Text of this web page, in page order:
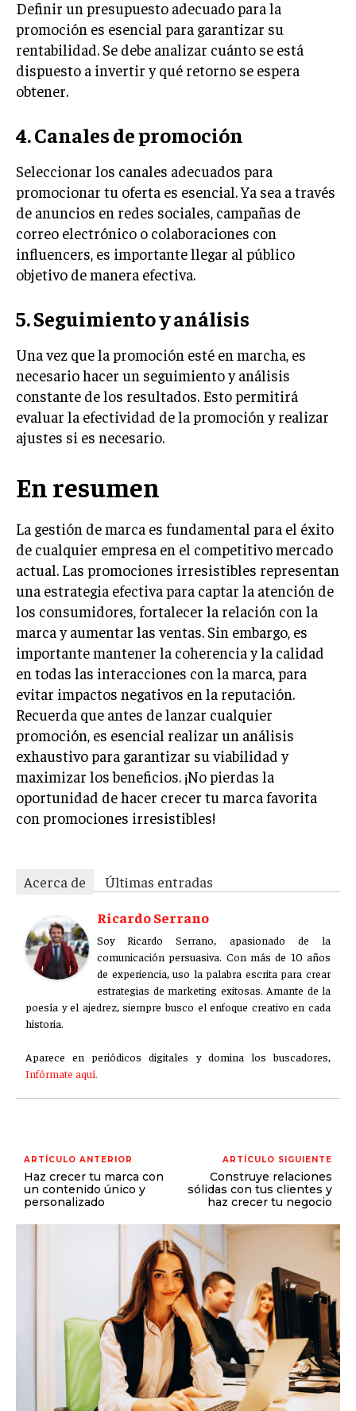
ÉTICA EMPRESARIAL Y RESPONSABILIDAD
SOCIAL
BLOG
Acerca de Últimas entradas
Ricardo Serrano
Soy Ricardo Serrano, apasionado de la
comunicación persuasiva. Con más de 10 años de
experiencia, uso la palabra escrita para crear
estrategias de marketing exitosas. Amante de la
poesía y el ajedrez, siempre busco el enfoque creativo en cada
historia.
Aparece en periódicos digitales y domina los buscadores,
Infórmate aquí.
Definir un presupuesto adecuado para la
promoción es esencial para garantizar su
rentabilidad. Se debe analizar cuánto se está
dispuesto a invertir y qué retorno se espera
obtener.
4. Canales de promoción
Seleccionar los canales adecuados para
promocionar tu oferta es esencial. Ya sea a través
de anuncios en redes sociales, campañas de
correo electrónico o colaboraciones con
influencers, es importante llegar al público
objetivo de manera efectiva.
5. Seguimiento y análisis
Una vez que la promoción esté en marcha, es
necesario hacer un seguimiento y análisis
constante de los resultados. Esto permitirá
evaluar la efectividad de la promoción y realizar
ajustes si es necesario.
En resumen
La gestión de marca es fundamental para el éxito
de cualquier empresa en el competitivo mercado
actual. Las promociones irresistibles representan
una estrategia efectiva para captar la atención de
los consumidores, fortalecer la relación con la
marca y aumentar las ventas. Sin embargo, es
importante mantener la coherencia y la calidad
en todas las interacciones con la marca, para
evitar impactos negativos en la reputación.
Recuerda que antes de lanzar cualquier
promoción, es esencial realizar un análisis
exhaustivo para garantizar su viabilidad y
maximizar los beneficios. ¡No pierdas la
oportunidad de hacer crecer tu marca favorita
con promociones irresistibles!
Acerca de
Últimas entradas
Ricardo Serrano
Soy Ricardo Serrano, apasionado de la
comunicación persuasiva. Con más de 10 años
de experiencia, uso la palabra escrita para crear
estrategias de marketing exitosas. Amante de la
poesía y el ajedrez, siempre busco el enfoque creativo en cada
historia.
Aparece en periódicos digitales y domina los buscadores,
Infórmate aquí.
ARTÍCULO ANTERIOR
Haz crecer tu marca con
un contenido único y
personalizado
ARTÍCULO SIGUIENTE
Construye relaciones
sólidas con tus clientes y
haz crecer tu negocio